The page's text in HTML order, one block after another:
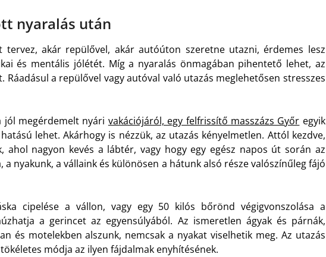
nyaralás után
tervez, akár repülővel, akár autóúton szeretne utazni, érdemes lesz
és mentális jólétét. Míg a nyaralás önmagában pihentető lehet, az
Ráadásul a repülővel vagy autóval való utazás meglehetősen stresszes
jól megérdemelt nyári vakációjáról, egy felfrissítő masszázs Győr egyik
lehet. Akárhogy is nézzük, az utazás kényelmetlen. Attól kezdve,
ahol nagyon kevés a lábtér, vagy hogy egy egész napos út során az
a nyakunk, a vállaink és különösen a hátunk alsó része valószínűleg fájó
cipelése a vállon, vagy egy 50 kilós bőrönd végigvonszolása a
a gerincet az egyensúlyából. Az ismeretlen ágyak és párnák,
és motelekben alszunk, nemcsak a nyakat viselhetik meg. Az utazás
módja az ilyen fájdalmak enyhítésének.